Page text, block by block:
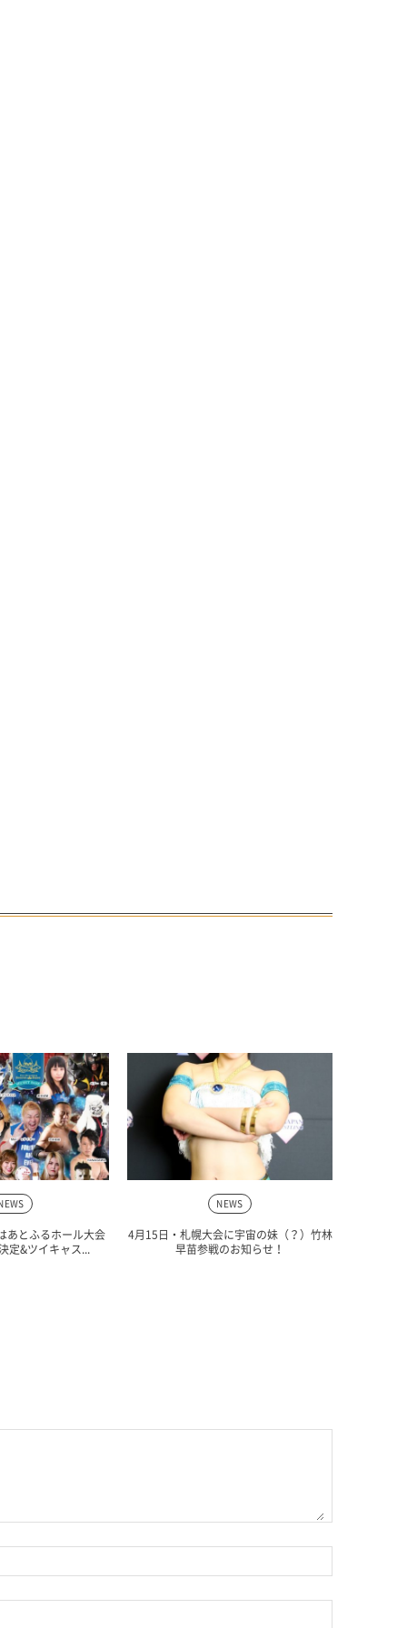
あとふるホール大会
定&ツイキャス...
NEWS
4月15日・札幌大会に宇宙の妹（？）竹林
早苗参戦のお知らせ！